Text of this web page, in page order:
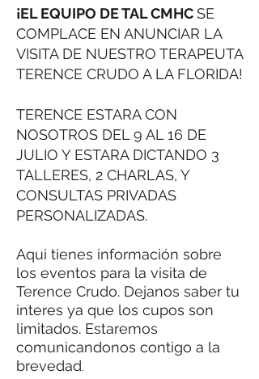
compañándolos para que vuelvan
al estado natural del ser humano:
ser saludable, vital y feliz.
¡EL EQUIPO DE TAL CMHCSE
COMPLACE EN ANUNCIAR LA
VISITA DE NUESTRO TERAPEUTA
TERENCE CRUDO A LA FLORIDA!
TERENCE ESTARA CON
NOSOTROS DEL 9 AL 16 DE
JULIO Y ESTARA DICTANDO 3
TALLERES, 2 CHARLAS, Y
CONSULTAS PRIVADAS
PERSONALIZADAS.
Aqui tienes información sobre
los eventos para la visita de
Terence Crudo. Dejanos saber tu
interes ya que los cupos son
limitados. Estaremos
comunicandonos contigo a la
brevedad.